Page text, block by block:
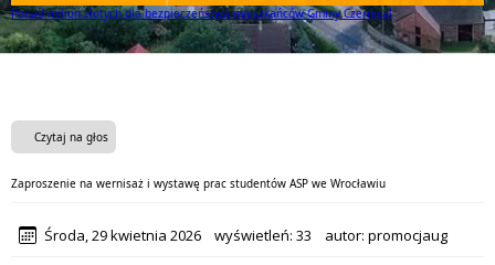
Ponad milion złotych dla bezpieczeństwa mieszkańców Gminy Czernica!
Czytaj na głos
Zaproszenie na wernisaż i wystawę prac studentów ASP we Wrocławiu
Środa, 29 kwietnia 2026 wyświetleń: 33 autor: promocjaug